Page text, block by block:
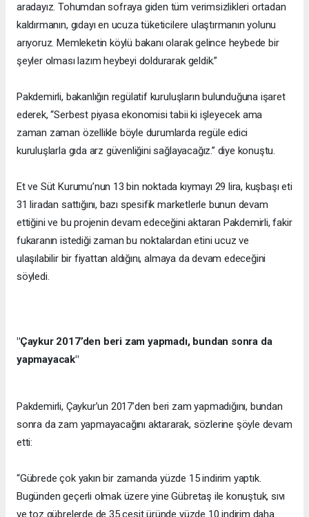
aradayız. Tohumdan sofraya giden tüm verimsizlikleri ortadan
kaldırmanın, gıdayı en ucuza tüketicilere ulaştırmanın yolunu
arıyoruz. Memleketin köylü bakanı olarak gelince heybede bir
şeyler olması lazım heybeyi doldurarak geldik.”
Pakdemirli, bakanlığın regülatif kuruluşların bulunduğuna işaret
ederek, “Serbest piyasa ekonomisi tabii ki işleyecek ama
zaman zaman özellikle böyle durumlarda regüle edici
kuruluşlarla gıda arz güvenliğini sağlayacağız.” diye konuştu.
Et ve Süt Kurumu’nun 13 bin noktada kıymayı 29 lira, kuşbaşı eti
31 liradan sattığını, bazı spesifik marketlerle bunun devam
ettiğini ve bu projenin devam edeceğini aktaran Pakdemirli, fakir
fukaranın istediği zaman bu noktalardan etini ucuz ve
ulaşılabilir bir fiyattan aldığını, almaya da devam edeceğini
söyledi.
"Çaykur 2017’den beri zam yapmadı, bundan sonra da
yapmayacak"
Pakdemirli, Çaykur’un 2017’den beri zam yapmadığını, bundan
sonra da zam yapmayacağını aktararak, sözlerine şöyle devam
etti:
“Gübrede çok yakın bir zamanda yüzde 15 indirim yaptık.
Bugünden geçerli olmak üzere yine Gübretaş ile konuştuk, sıvı
ve toz gübrelerde de 35 çeşit üründe yüzde 10 indirim daha